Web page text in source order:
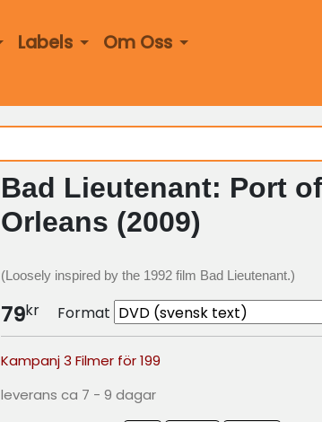
Labels Om Oss
Bad Lieutenant: Port
Orleans (2009)
(Loosely inspired by the 1992 film Bad Lieutenant.)
79kr Format
Kampanj 3 Filmer för 199
leverans ca 7 - 9 dagar